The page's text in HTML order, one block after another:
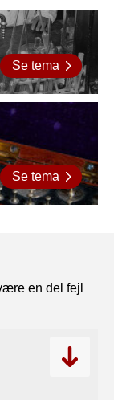
Se tema
Se tema
en del fejl